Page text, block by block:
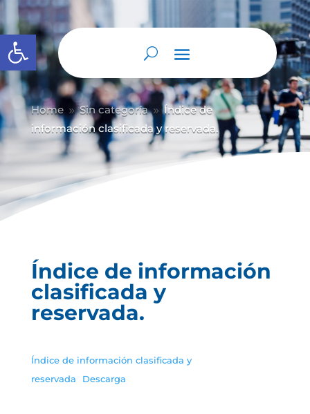
Abrir barra de herramientas
Home 9 Sin categoría 9 Índice de
información clasificada y reservada.
Índice de información
clasificada y
reservada.
Índice de información clasificada y
reservada
Descarga